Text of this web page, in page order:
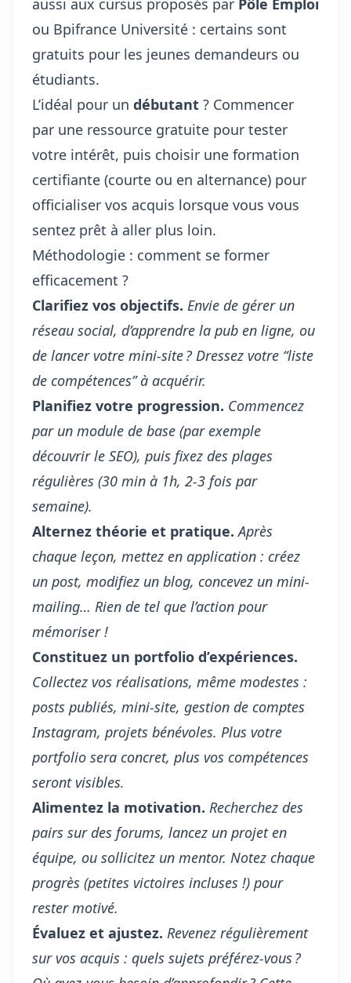
aussi aux cursus proposés par Pôle Emploi
ou Bpifrance Université : certains sont
gratuits pour les jeunes demandeurs ou
étudiants.
L’idéal pour un débutant ? Commencer
par une ressource gratuite pour tester
votre intérêt, puis choisir une formation
certifiante (courte ou en alternance) pour
officialiser vos acquis lorsque vous vous
sentez prêt à aller plus loin.
Méthodologie : comment se former
efficacement ?
Clarifiez vos objectifs. Envie de gérer un
réseau social, d’apprendre la pub en ligne, ou
de lancer votre mini-site ? Dressez votre “liste
de compétences” à acquérir.
Planifiez votre progression. Commencez
par un module de base (par exemple
découvrir le SEO), puis fixez des plages
régulières (30 min à 1h, 2-3 fois par
semaine).
Alternez théorie et pratique. Après
chaque leçon, mettez en application : créez
un post, modifiez un blog, concevez un mini-
mailing… Rien de tel que l’action pour
mémoriser !
Constituez un portfolio d’expériences.
Collectez vos réalisations, même modestes :
posts publiés, mini-site, gestion de comptes
Instagram, projets bénévoles. Plus votre
portfolio sera concret, plus vos compétences
seront visibles.
Alimentez la motivation. Recherchez des
pairs sur des forums, lancez un projet en
équipe, ou sollicitez un mentor. Notez chaque
progrès (petites victoires incluses !) pour
rester motivé.
Évaluez et ajustez. Revenez régulièrement
sur vos acquis : quels sujets préférez-vous ?